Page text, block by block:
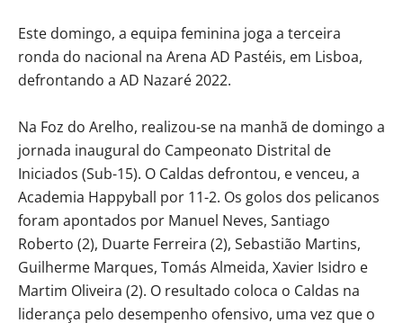
Este domingo, a equipa feminina joga a terceira
ronda do nacional na Arena AD Pastéis, em Lisboa,
defrontando a AD Nazaré 2022.
Na Foz do Arelho, realizou-se na manhã de domingo a
jornada inaugural do Campeonato Distrital de
Iniciados (Sub-15). O Caldas defrontou, e venceu, a
Academia Happyball por 11-2. Os golos dos pelicanos
foram apontados por Manuel Neves, Santiago
Roberto (2), Duarte Ferreira (2), Sebastião Martins,
Guilherme Marques, Tomás Almeida, Xavier Isidro e
Martim Oliveira (2). O resultado coloca o Caldas na
liderança pelo desempenho ofensivo, uma vez que o